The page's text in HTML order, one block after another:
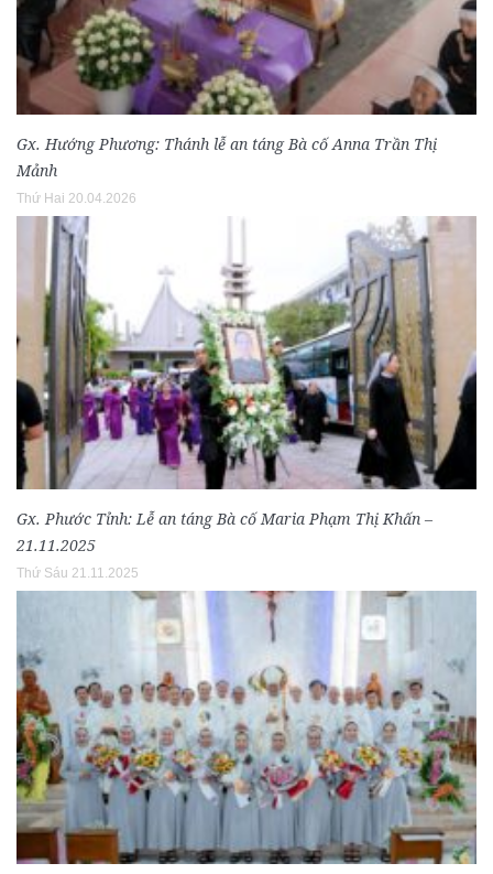
Gx. Hướng Phương: Thánh lễ an táng Bà cố Anna Trần Thị
Mảnh
Thứ Hai 20.04.2026
Gx. Phước Tỉnh: Lễ an táng Bà cố Maria Phạm Thị Khấn –
21.11.2025
Thứ Sáu 21.11.2025